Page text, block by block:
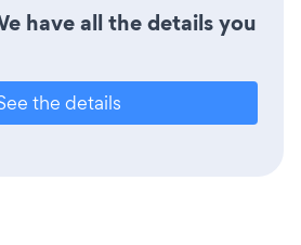
have all the details you
the details